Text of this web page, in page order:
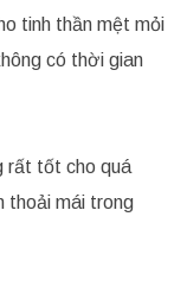
tinh thần mệt mỏi
có thời gian
rất tốt cho quá
thoải mái trong